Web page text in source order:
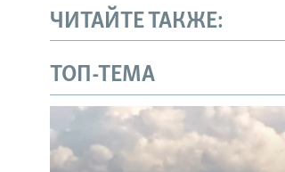
ЧИТАЙТЕ ТАКЖЕ:
ТОП-ТЕМА